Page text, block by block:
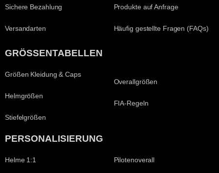
Sichere Bezahlung
Versandarten
Produkte auf Anfrage
Häufig gestellte Fragen (FAQs)
GRÖSSENTABELLEN
Größen Kleidung & Caps
Helmgrößen
Stiefelgrößen
Overallgrößen
FIA-Regeln
PERSONALISIERUNG
Helme 1:1 Pilotenoverall